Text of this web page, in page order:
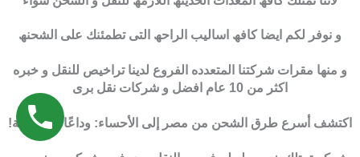
و نوفر لكم ایضا كافھ اسالیب الراحھ التى تطمئنك على الشحنھ
و منھا مقرات شركتنا المتعدده الفروع لدینا تراخیص للنقل و خبره
اكثر من 10 عام افضل و شركات نقل برى
اكتشف أسرع طرق الشحن من مصر إلى الأحساء: وداعًا للمماطلة!